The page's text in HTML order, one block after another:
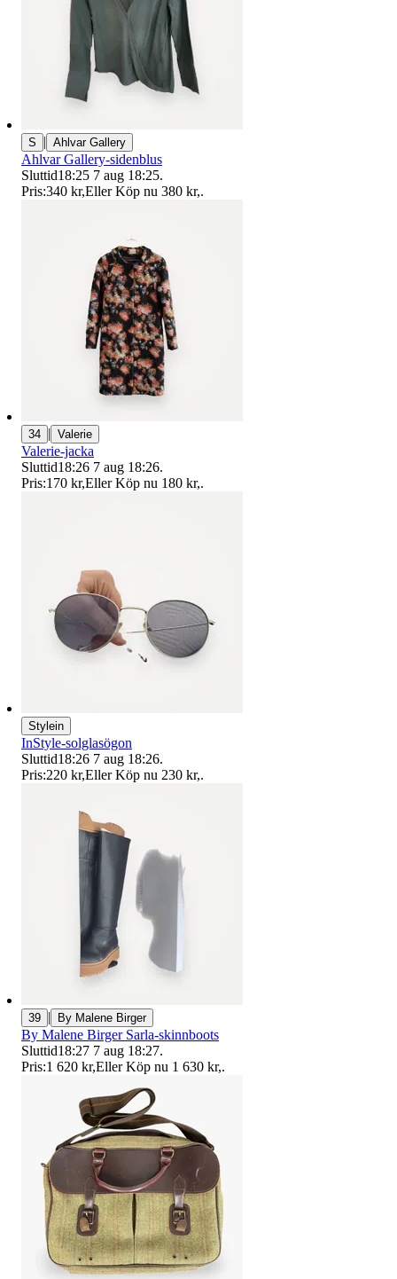
S | Ahlvar Gallery
Ahlvar Gallery-sidenblus
Sluttid18:25 7 aug 18:25.
Pris:340 kr,Eller Köp nu 380 kr,.
34 | Valerie
Valerie-jacka
Sluttid18:26 7 aug 18:26.
Pris:170 kr,Eller Köp nu 180 kr,.
Stylein
InStyle-solglasögon
Sluttid18:26 7 aug 18:26.
Pris:220 kr,Eller Köp nu 230 kr,.
39 | By Malene Birger
By Malene Birger Sarla-skinnboots
Sluttid18:27 7 aug 18:27.
Pris:1 620 kr,Eller Köp nu 1 630 kr,.